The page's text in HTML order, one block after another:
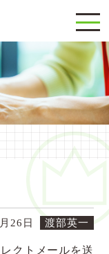
26日 渡部英一
クトメールを送